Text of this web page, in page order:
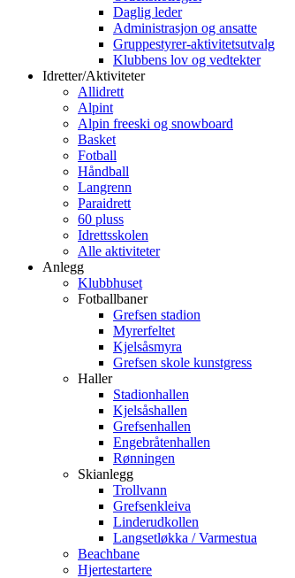
Daglig leder
Administrasjon og ansatte
Gruppestyrer-aktivitetsutvalg
Klubbens lov og vedtekter
Idretter/Aktiviteter
Allidrett
Alpint
Alpin freeski og snowboard
Basket
Fotball
Håndball
Langrenn
Paraidrett
60 pluss
Idrettsskolen
Alle aktiviteter
Anlegg
Klubbhuset
Fotballbaner
Grefsen stadion
Myrerfeltet
Kjelsåsmyra
Grefsen skole kunstgress
Haller
Stadionhallen
Kjelsåshallen
Grefsenhallen
Engebråtenhallen
Rønningen
Skianlegg
Trollvann
Grefsenkleiva
Linderudkollen
Langsetløkka / Varmestua
Beachbane
Hjertestartere